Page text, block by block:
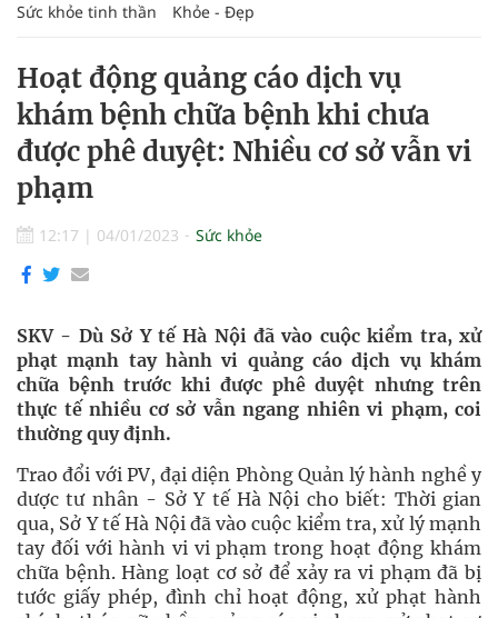
Sức khỏe tinh thần Khỏe - Đẹp
Hoạt động quảng cáo dịch vụ
khám bệnh chữa bệnh khi chưa
được phê duyệt: Nhiều cơ sở vẫn vi
phạm
12:17 | 04/01/2023 Sức khỏe
SKV - Dù Sở Y tế Hà Nội đã vào cuộc kiểm tra, xử
phạt mạnh tay hành vi quảng cáo dịch vụ khám
chữa bệnh trước khi được phê duyệt nhưng trên
thực tế nhiều cơ sở vẫn ngang nhiên vi phạm, coi
thường quy định.
Trao đổi với PV, đại diện Phòng Quản lý hành nghề y
dược tư nhân - Sở Y tế Hà Nội cho biết: Thời gian
qua, Sở Y tế Hà Nội đã vào cuộc kiểm tra, xử lý mạnh
tay đối với hành vi vi phạm trong hoạt động khám
chữa bệnh. Hàng loạt cơ sở để xảy ra vi phạm đã bị
tước giấy phép, đình chỉ hoạt động, xử phạt hành